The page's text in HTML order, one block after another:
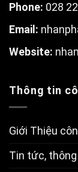
Phone: 028
Email:
Website:
Thông tin
Giới Thiệu
Tin tức,